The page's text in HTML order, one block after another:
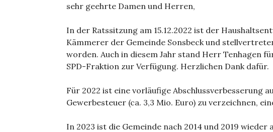
sehr geehrte Damen und Herren,
In der Ratssitzung am 15.12.2022 ist der
Kämmerer der Gemeinde Sonsbeck und
worden. Auch in diesem Jahr stand Herr Tenhagen
SPD-Fraktion zur Verfügung. Herzlichen Dank dafür.
Für 2022 ist eine vorläufige Abschlussverbesserung
Gewerbesteuer (ca. 3,3 Mio. Euro) zu verzeichnen,
In 2023 ist die Gemeinde nach 2014 und 2019 wieder